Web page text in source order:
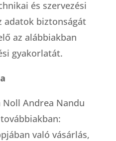
és szervezési
adatok biztonságát
az alábbiakban
gyakorlatát.
Noll Andrea Nandu
való vásárlás,